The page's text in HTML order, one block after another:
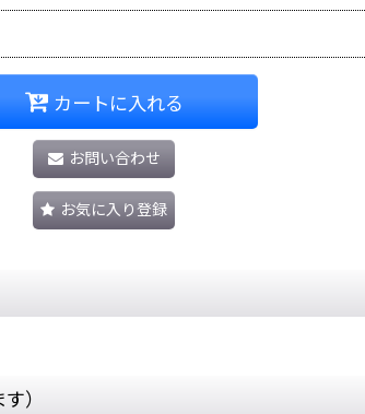
カートに入れる
お問い合わせ
お気に入り登録
）